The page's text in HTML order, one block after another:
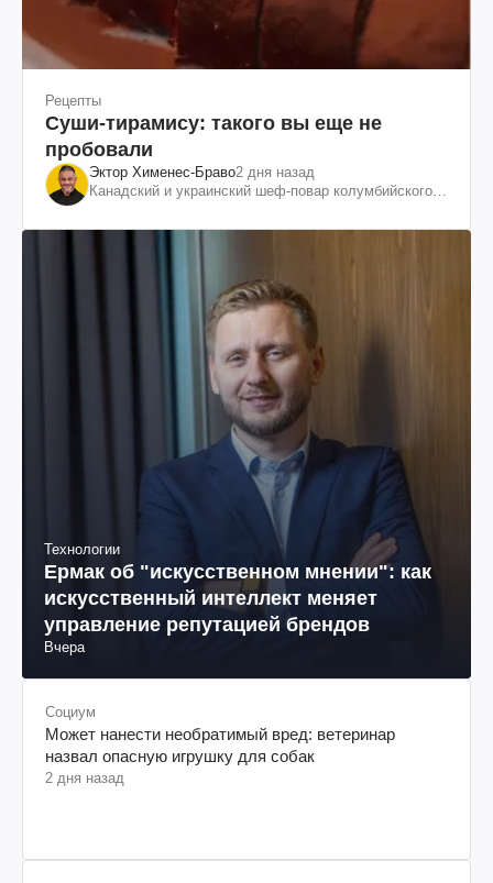
Рецепты
Суши-тирамису: такого вы еще не
пробовали
Эктор Хименес-Браво2 дня назад
Канадский и украинский шеф-повар колумбийского
Технологии
Ермак об "искусственном мнении": как
искусственный интеллект меняет
управление репутацией брендов
Вчера
Социум
Может нанести необратимый вред: ветеринар
назвал опасную игрушку для собак
2 дня назад